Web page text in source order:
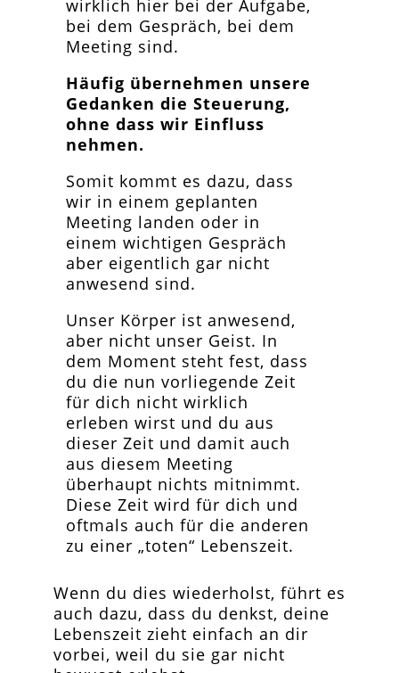
wirklich hier bei der Aufgabe,
bei dem Gespräch, bei dem
Meeting sind.
Häufig übernehmen unsere
Gedanken die Steuerung,
ohne dass wir Einfluss
nehmen.
Somit kommt es dazu, dass
wir in einem geplanten
Meeting landen oder in
einem wichtigen Gespräch
aber eigentlich gar nicht
anwesend sind.
Unser Körper ist anwesend,
aber nicht unser Geist. In
dem Moment steht fest, dass
du die nun vorliegende Zeit
für dich nicht wirklich
erleben wirst und du aus
dieser Zeit und damit auch
aus diesem Meeting
überhaupt nichts mitnimmt.
Diese Zeit wird für dich und
oftmals auch für die anderen
zu einer „toten“ Lebenszeit.
Wenn du dies wiederholst, führt es
auch dazu, dass du denkst, deine
Lebenszeit zieht einfach an dir
vorbei, weil du sie gar nicht